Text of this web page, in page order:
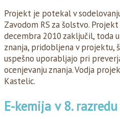
Projekt je potekal v
Zavodom RS za šolstvo.
decembra 2010 zaključil, toda
znanja, pridobljena v projektu,
uspešno uporabljajo pri
ocenjevanju znanja. Vodja
Kastelic.
E-kemija v 8. razredu